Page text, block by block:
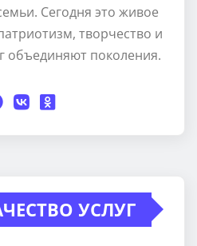
Сегодня это живое
творчество и
объединяют поколения.
УСЛУГ